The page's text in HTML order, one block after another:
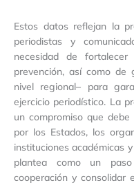
Estos datos reflejan la
periodistas y
necesidad de
prevención, así como de
nivel regional– para
ejercicio periodístico. La
un compromiso que
por los Estados, los
instituciones académicas
plantea como un
cooperación y consolidar